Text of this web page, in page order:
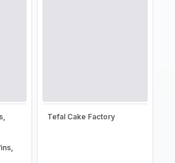
Tefal Cake Factory